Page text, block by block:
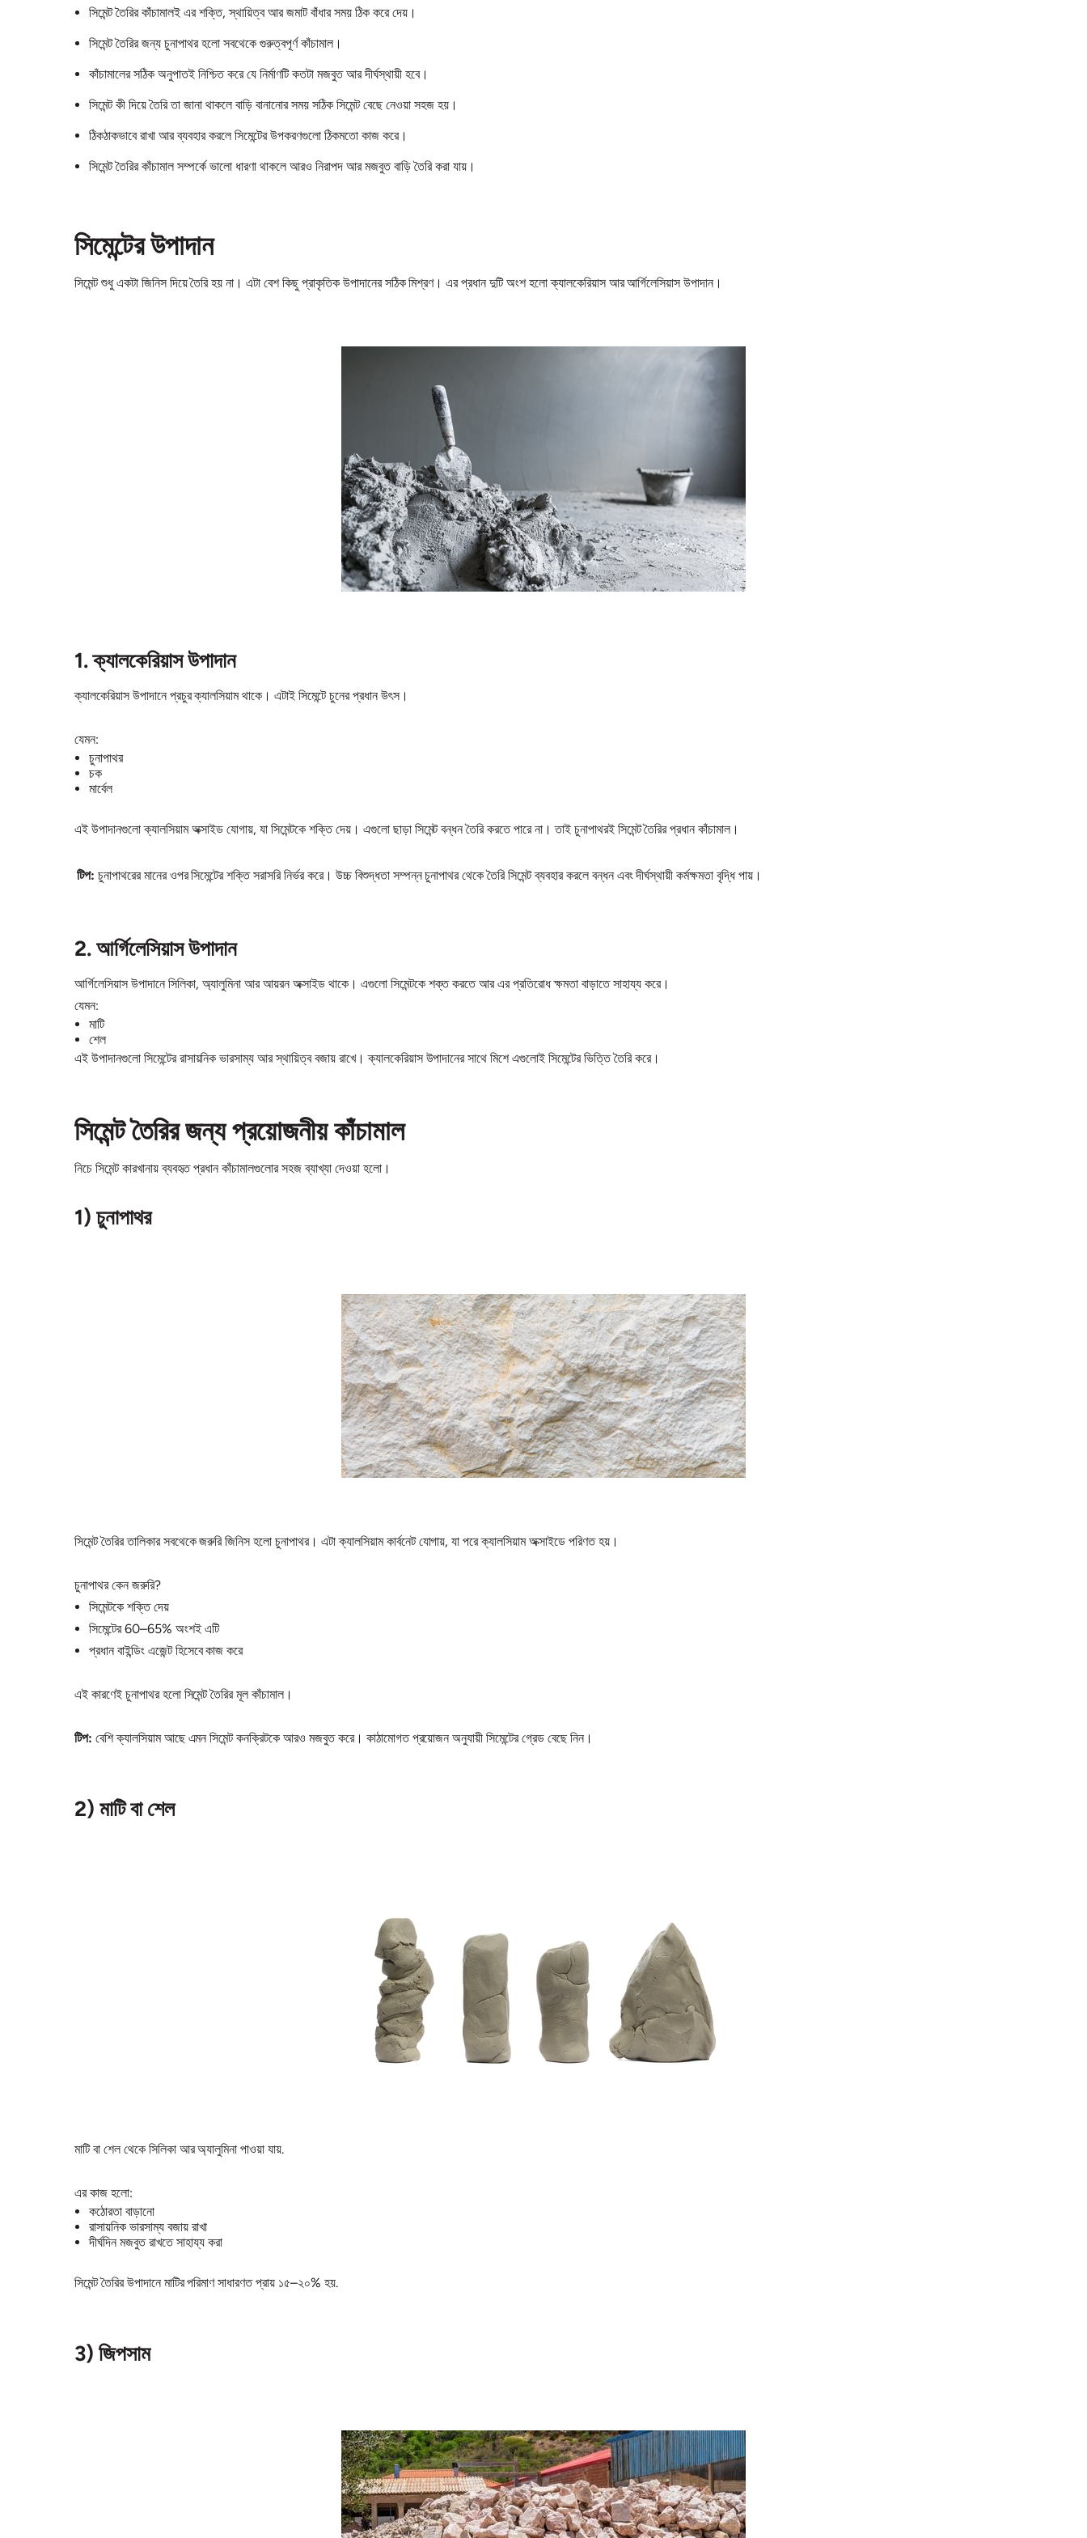
সিমেন্ট তৈরির কাঁচামালই এর শক্তি, স্থায়িত্ব আর জমাট বাঁধার সময় ঠিক করে দেয়।
সিমেন্ট তৈরির জন্য চুনাপাথর হলো সবথেকে গুরুত্বপূর্ণ কাঁচামাল।
কাঁচামালের সঠিক অনুপাতই নিশ্চিত করে যে নির্মাণটি কতটা মজবুত আর দীর্ঘস্থায়ী হবে।
সিমেন্ট কী দিয়ে তৈরি তা জানা থাকলে বাড়ি বানানোর সময় সঠিক সিমেন্ট বেছে নেওয়া সহজ হয়।
ঠিকঠাকভাবে রাখা আর ব্যবহার করলে সিমেন্টের উপকরণগুলো ঠিকমতো কাজ করে।
সিমেন্ট তৈরির কাঁচামাল সম্পর্কে ভালো ধারণা থাকলে আরও নিরাপদ আর মজবুত বাড়ি তৈরি করা যায়।
সিমেন্টের উপাদান
সিমেন্ট শুধু একটা জিনিস দিয়ে তৈরি হয় না। এটা বেশ কিছু প্রাকৃতিক উপাদানের সঠিক মিশ্রণ। এর প্রধান দুটি অংশ হলো ক্যালকেরিয়াস আর আর্গিলেসিয়াস উপাদান।
1. ক্যালকেরিয়াস উপাদান
ক্যালকেরিয়াস উপাদানে প্রচুর ক্যালসিয়াম থাকে। এটাই সিমেন্টে চুনের প্রধান উৎস।
যেমন:
চুনাপাথর
চক
মার্বেল
এই উপাদানগুলো ক্যালসিয়াম অক্সাইড যোগায়, যা সিমেন্টকে শক্তি দেয়। এগুলো ছাড়া সিমেন্ট বন্ধন তৈরি করতে পারে না। তাই চুনাপাথরই সিমেন্ট তৈরির প্রধান কাঁচামাল।
টিপ: চুনাপাথরের মানের ওপর সিমেন্টের শক্তি সরাসরি নির্ভর করে। উচ্চ বিশুদ্ধতা সম্পন্ন চুনাপাথর থেকে তৈরি সিমেন্ট ব্যবহার করলে বন্ধন এবং দীর্ঘস্থায়ী কর্মক্ষমতা বৃদ্ধি পায়।
2. আর্গিলেসিয়াস উপাদান
আর্গিলেসিয়াস উপাদানে সিলিকা, অ্যালুমিনা আর আয়রন অক্সাইড থাকে। এগুলো সিমেন্টকে শক্ত করতে আর এর প্রতিরোধ ক্ষমতা বাড়াতে সাহায্য করে।
যেমন:
মাটি
শেল
এই উপাদানগুলো সিমেন্টের রাসায়নিক ভারসাম্য আর স্থায়িত্ব বজায় রাখে। ক্যালকেরিয়াস উপাদানের সাথে মিশে এগুলোই সিমেন্টের ভিত্তি তৈরি করে।
সিমেন্ট তৈরির জন্য প্রয়োজনীয় কাঁচামাল
নিচে সিমেন্ট কারখানায় ব্যবহৃত প্রধান কাঁচামালগুলোর সহজ ব্যাখ্যা দেওয়া হলো।
1) চুনাপাথর
সিমেন্ট তৈরির তালিকার সবথেকে জরুরি জিনিস হলো চুনাপাথর। এটা ক্যালসিয়াম কার্বনেট যোগায়, যা পরে ক্যালসিয়াম অক্সাইডে পরিণত হয়।
চুনাপাথর কেন জরুরি?
সিমেন্টকে শক্তি দেয়
সিমেন্টের 60–65% অংশই এটি
প্রধান বাইন্ডিং এজেন্ট হিসেবে কাজ করে
এই কারণেই চুনাপাথর হলো সিমেন্ট তৈরির মূল কাঁচামাল।
টিপ: বেশি ক্যালসিয়াম আছে এমন সিমেন্ট কনক্রিটকে আরও মজবুত করে। কাঠামোগত প্রয়োজন অনুযায়ী সিমেন্টের গ্রেড বেছে নিন।
2) মাটি বা শেল
মাটি বা শেল থেকে সিলিকা আর অ্যালুমিনা পাওয়া যায়.
এর কাজ হলো:
কঠোরতা বাড়ানো
রাসায়নিক ভারসাম্য বজায় রাখা
দীর্ঘদিন মজবুত রাখতে সাহায্য করা
সিমেন্ট তৈরির উপাদানে মাটির পরিমাণ সাধারণত প্রায় ১৫–২০% হয়.
3) জিপসাম